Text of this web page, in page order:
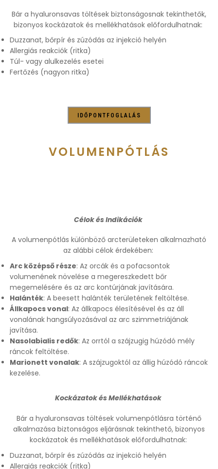
Bár a hyaluronsavas töltések biztonságosnak tekinthetők,
bizonyos kockázatok és mellékhatások előfordulhatnak:
Duzzanat, bőrpír és zúzódás az injekció helyén
Allergiás reakciók (ritka)
Túl- vagy alulkezelés esetei
Fertőzés (nagyon ritka)
IDŐPONTFOGLALÁS
VOLUMENPÓTLÁS
Célok és Indikációk
A volumenpótlás különböző arcterületeken alkalmazható
az alábbi célok érdekében:
Arc középső része: Az orcák és a pofacsontok
volumenének növelése a megereszkedett bőr
megemelésére és az arc kontúrjának javítására.
Halánték: A beesett halánték területének feltöltése.
Állkapocs vonal: Az állkapocs élesítésével és az áll
vonalának hangsúlyozásával az arc szimmetriájának
javítása.
Nasolabialis redők: Az orrtól a szájzugig húzódó mély
ráncok feltöltése.
Marionett vonalak: A szájzugoktól az állig húzódó ráncok
kezelése.
Kockázatok és Mellékhatások
Bár a hyaluronsavas töltések volumenpótlásra történő
alkalmazása biztonságos eljárásnak tekinthető, bizonyos
kockázatok és mellékhatások előfordulhatnak:
Duzzanat, bőrpír és zúzódás az injekció helyén
Allergiás reakciók (ritka)